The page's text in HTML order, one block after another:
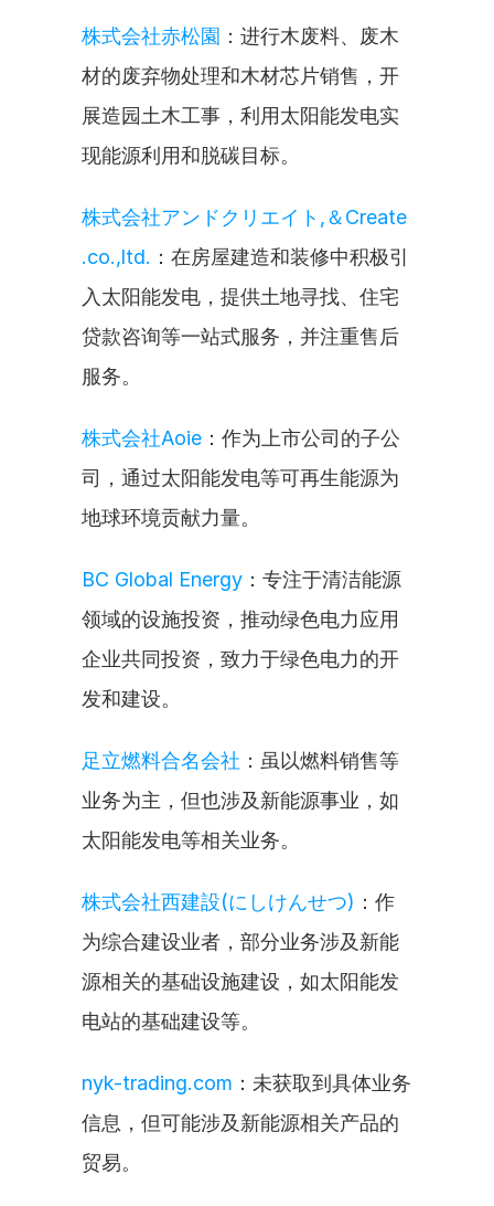
株式会社赤松園 ：进行木废料、废木
材的废弃物处理和木材芯片销售，开
展造园土木工事，利用太阳能发电实
现能源利用和脱碳目标。
株式会社アンドクリエイト,＆Create
.co.,ltd. ：在房屋建造和装修中积极引
入太阳能发电，提供土地寻找、住宅
贷款咨询等一站式服务，并注重售后
服务。
株式会社Aoie ：作为上市公司的子公
司，通过太阳能发电等可再生能源为
地球环境贡献力量。
BC Global Energy ：专注于清洁能源
领域的设施投资，推动绿色电力应用
企业共同投资，致力于绿色电力的开
发和建设。
足立燃料合名会社 ：虽以燃料销售等
业务为主，但也涉及新能源事业，如
太阳能发电等相关业务。
株式会社西建設(にしけんせつ) ：作
为综合建设业者，部分业务涉及新能
源相关的基础设施建设，如太阳能发
电站的基础建设等。
nyk-trading.com ：未获取到具体业务
信息，但可能涉及新能源相关产品的
贸易。